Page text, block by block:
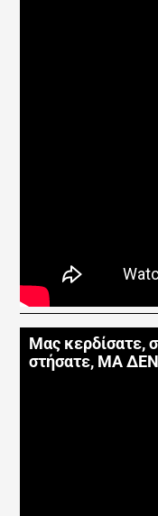
Μας κερδίσατε,
στήσατε, ΜΑ